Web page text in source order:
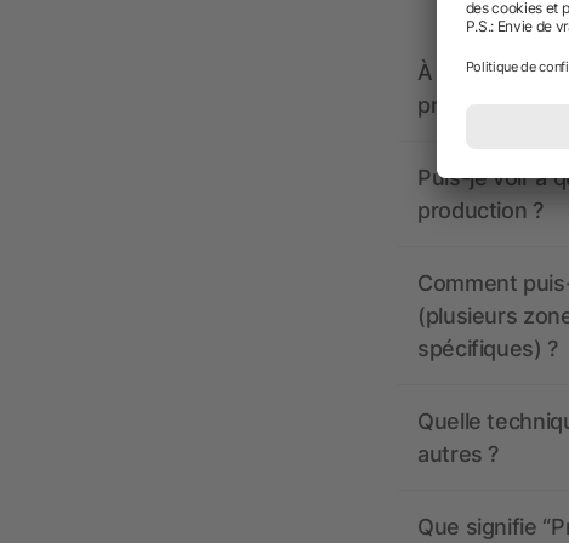
À quoi doivent
propose-t-il un
Puis-je voir à
production ?
Comment
(plusieurs
spécifiques) ?
Quelle
autres ?
Que signifie